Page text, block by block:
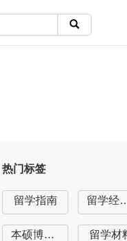
热门标签
留学指南 留学经
本硕博留学 留学材